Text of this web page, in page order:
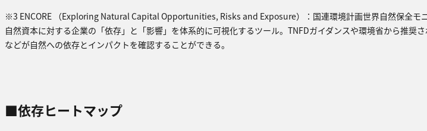
※3 ENCORE （Exploring Natural Capital Opportunities, Risks and Exposure）：国連環境計画世界自然保全モニ
自然資本に対する企業の「依存」と「影響」を体系的に可視化するツール。TNFDガイダンスや環境省から推奨
などが自然への依存とインパクトを確認することができる。
■依存ヒートマップ